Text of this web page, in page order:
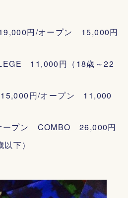
円/オープン 15,000円
11,000円（18歳～22
円/オープン 11,000
プン COMBO 26,000円
下）